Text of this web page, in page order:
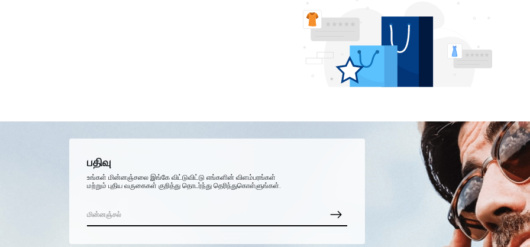
பதிவு
உங்கள் மின்னஞ்சலை இங்கே விட்டுவிட்டு எங்களின் விளம்பரங்கள்
மற்றும் புதிய வருகைகள் குறித்து தொடர்ந்து தெரிந்துகொள்ளுங்கள்.